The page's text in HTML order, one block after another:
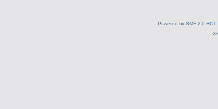
Powered by SMF 2.0